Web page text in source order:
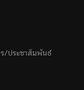
/ประชาสัมพันธ์